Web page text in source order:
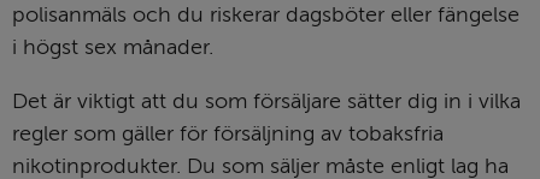
polisanmäls och du riskerar dagsböter eller fängelse
i högst sex månader.
Det är viktigt att du som försäljare sätter dig in i vilka
regler som gäller för försäljning av tobaksfria
nikotinprodukter. Du som säljer måste enligt lag ha